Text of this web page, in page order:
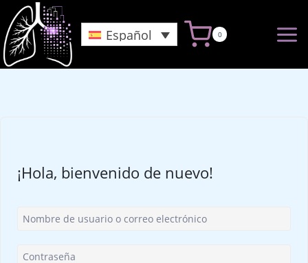
Saltar
al
Contenido
Español 0
¡Hola, bienvenido de nuevo!